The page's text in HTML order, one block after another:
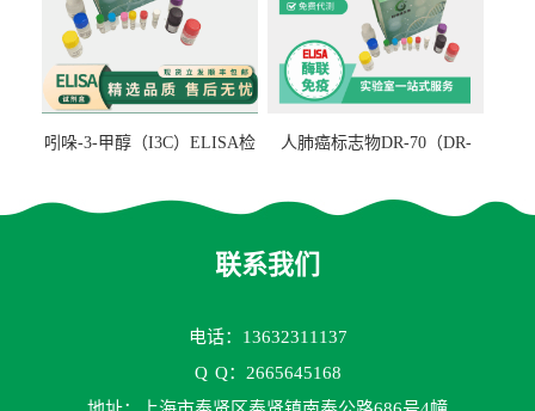
吲哚-3-甲醇（I3C）ELISA检
人肺癌标志物DR-70（DR-
联系我们
电话：13632311137
Q Q：2665645168